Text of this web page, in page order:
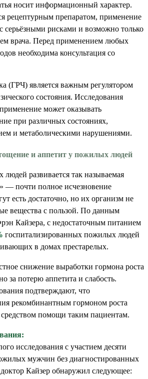
носит информационный характер.
рецептурным препаратом, применение
серьёзными рисками и возможно только
врача. Перед применением любых
необходима консультация со
(ГРЧ) является важным регулятором
состояния. Исследования
может оказывать
при различных состояниях,
и метаболическими нарушениями.
и аппетит у пожилых людей
людей развивается так называемая
— почти полное исчезновение
есть достаточно, но их организм не
вещества с пользой. По данным
Кайзера, с недостаточным питанием
госпитализированных пожилых людей
в домах престарелых.
снижение выработки гормона роста
за потерю аппетита и слабость.
подтверждают, что
рекомбинантным гормоном роста
помощи таким пациентам.
исследования с участием десяти
мужчин без диагностированных
Кайзер обнаружил следующее: